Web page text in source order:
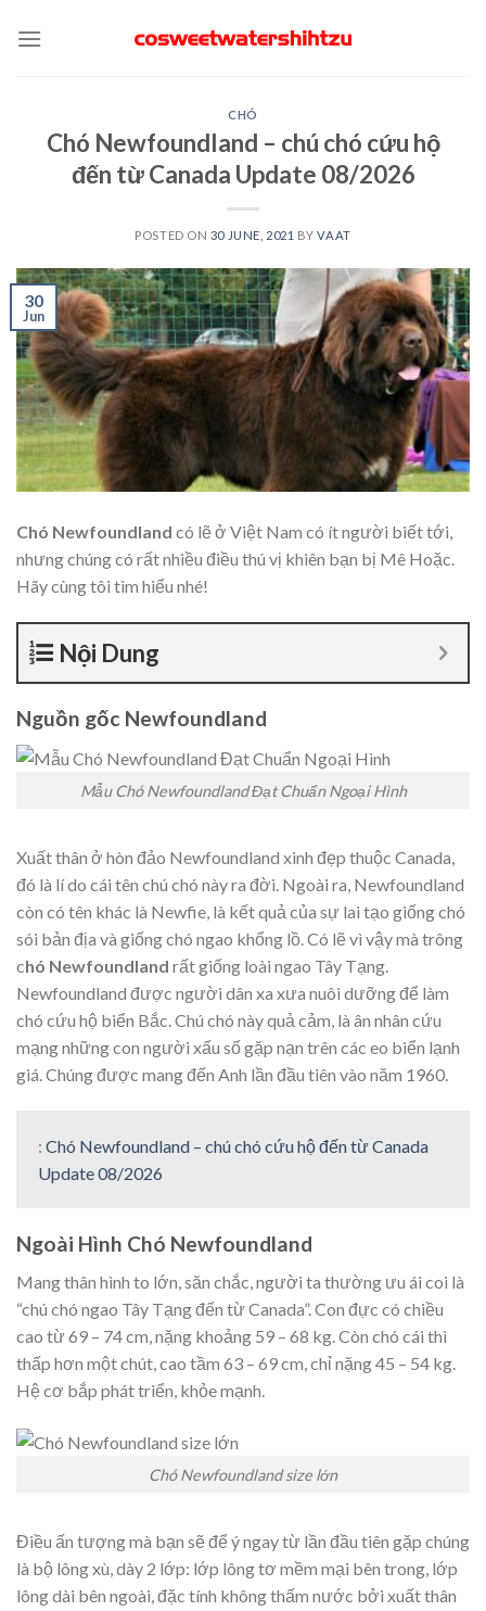
CHÓ
Chó Newfoundland – chú chó cứu hộ
đến từ Canada Update 08/2026
POSTED ON 30 JUNE, 2021 BYVAAT
30
Jun
Chó Newfoundland có lẽ ở Việt Nam có ít người biết tới,
nhưng chúng có rất nhiều điều thú vị khiên bạn bị Mê Hoặc.
Hãy cùng tôi tìm hiểu nhé!
Nội Dung
Nguồn gốc Newfoundland
Mẫu Chó Newfoundland Đạt Chuẩn Ngoại Hình
Xuất thân ở hòn đảo Newfoundland xinh đẹp thuộc Canada,
đó là lí do cái tên chú chó này ra đời. Ngoài ra, Newfoundland
còn có tên khác là Newfie, là kết quả của sự lai tạo giống chó
sói bản địa và giống chó ngao khổng lồ. Có lẽ vì vậy mà trông
chó Newfoundland rất giống loài ngao Tây Tạng.
Newfoundland được người dân xa xưa nuôi dưỡng để làm
chó cứu hộ biển Bắc. Chú chó này quả cảm, là ân nhân cứu
mạng những con người xấu số gặp nạn trên các eo biển lạnh
giá. Chúng được mang đến Anh lần đầu tiên vào năm 1960.
: Chó Newfoundland – chú chó cứu hộ đến từ Canada
Update 08/2026
Ngoài Hình Chó Newfoundland
Mang thân hình to lớn, săn chắc, người ta thường ưu ái coi là
“chú chó ngao Tây Tạng đến từ Canada”. Con đực có chiều
cao từ 69 – 74 cm, nặng khoảng 59 – 68 kg. Còn chó cái thì
thấp hơn một chút, cao tầm 63 – 69 cm, chỉ nặng 45 – 54 kg.
Hệ cơ bắp phát triển, khỏe mạnh.
Chó Newfoundland size lớn
Điều ấn tượng mà bạn sẽ để ý ngay từ lần đầu tiên gặp chúng
là bộ lông xù, dày 2 lớp: lớp lông tơ mềm mại bên trong, lớp
lông dài bên ngoài, đặc tính không thấm nước bởi xuất thân